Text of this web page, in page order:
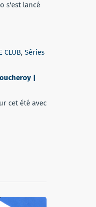
s'est lancé
CLUB, Séries
|
cet été avec